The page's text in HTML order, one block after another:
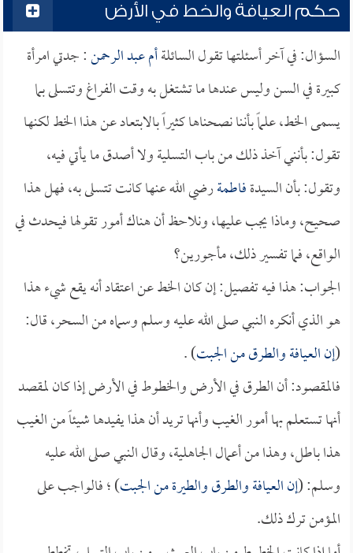
حكم العيافة والخط في الأرض
السؤال: في آخر أسئلتها تقول السائلةأم عبد الرحمن: جدتي امرأة
كبيرة في السن وليس عندها ما تشتغل به وقت الفراغ وتتسلى بما
يسمى الخط، علماً بأننا نصحناها كثيراً بالابتعاد عن هذا الخط لكنها
تقول: بأنني آخذ ذلك من باب التسلية ولا أصدق ما يأتي فيه،
وتقول: بأن السيدةفاطمةرضي الله عنها كانت تتسلى به، فهل هذا
صحيح، وماذا يجب عليها، ونلاحظ أن هناك أمور تقولها فيحدث في
الواقع، فما تفسير ذلك، مأجورين؟
الجواب: هذا فيه تفصيل: إن كان الخط عن اعتقاد أنه يقع شيء هذا
هو الذي أنكره النبي صلى الله عليه وسلم وسماه من السحر، قال:
(إن العيافة والطرق من الجبت) .
فالمقصود: أن الطرق في الأرض والخطوط في الأرض إذا كان لمقصد
أنها تستعلم بها أمور الغيب وأنها تريد أن هذا يفيدها شيئاً من الغيب
هذا باطل، وهذا من أعمال الجاهلية، وقال النبي صلى الله عليه
وسلم: (إن العيافة والطرق والطيرة من الجبت) ؛ فالواجب على
المؤمن ترك ذلك.